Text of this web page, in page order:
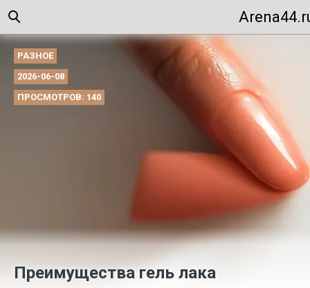
РАЗНОЕ
2026-06-08
ПРОСМОТРОВ: 140
Преимущества гель лака